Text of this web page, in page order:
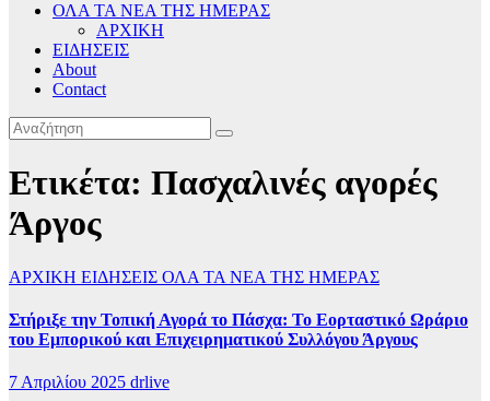
ΟΛΑ ΤΑ ΝΕΑ ΤΗΣ ΗΜΕΡΑΣ
ΑΡΧΙΚΗ
ΕΙΔΗΣΕΙΣ
About
Contact
Ετικέτα: Πασχαλινές αγορές
Άργος
ΑΡΧΙΚΗ ΕΙΔΗΣΕΙΣ ΟΛΑ ΤΑ ΝΕΑ ΤΗΣ ΗΜΕΡΑΣ
Στήριξε την Τοπική Αγορά το Πάσχα: Το Εορταστικό Ωράριο
του Εμπορικού και Επιχειρηματικού Συλλόγου Άργους
7 Απριλίου 2025 drlive